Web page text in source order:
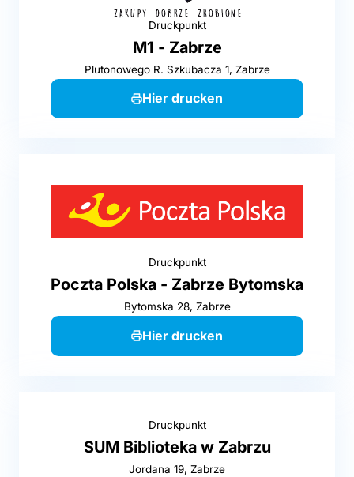
Druckpunkt
M1 - Zabrze
Plutonowego R. Szkubacza 1, Zabrze
Hier drucken
Druckpunkt
Poczta Polska - Zabrze Bytomska
Bytomska 28, Zabrze
Hier drucken
Druckpunkt
SUM Biblioteka w Zabrzu
Jordana 19, Zabrze